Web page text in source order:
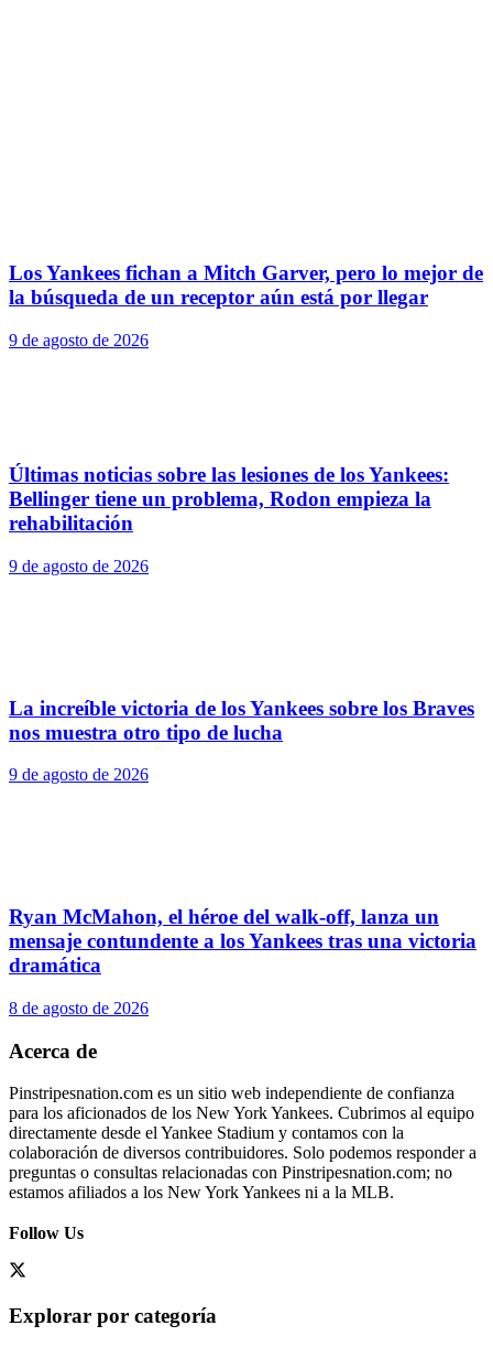
Los Yankees fichan a Mitch Garver, pero lo mejor de
la búsqueda de un receptor aún está por llegar
9 de agosto de 2026
Últimas noticias sobre las lesiones de los Yankees:
Bellinger tiene un problema, Rodon empieza la
rehabilitación
9 de agosto de 2026
La increíble victoria de los Yankees sobre los Braves
nos muestra otro tipo de lucha
9 de agosto de 2026
Ryan McMahon, el héroe del walk-off, lanza un
mensaje contundente a los Yankees tras una victoria
dramática
8 de agosto de 2026
Acerca de
Pinstripesnation.com es un sitio web independiente de confianza
para los aficionados de los New York Yankees. Cubrimos al equipo
directamente desde el Yankee Stadium y contamos con la
colaboración de diversos contribuidores. Solo podemos responder a
preguntas o consultas relacionadas con Pinstripesnation.com; no
estamos afiliados a los New York Yankees ni a la MLB.
Follow Us
Explorar por categoría